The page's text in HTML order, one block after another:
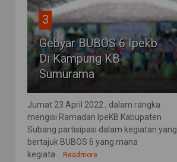
3
Gebyar BUBOS 6 Ipekb
Di Kampung KB
Sumurama
Jumat 23 April 2022 , dalam rangka
mengisi Ramadan IpeKB Kabupaten
Subang partisipasi dalam kegiatan yang
bertajuk BUBOS 6 yang mana
kegiata... Readmore